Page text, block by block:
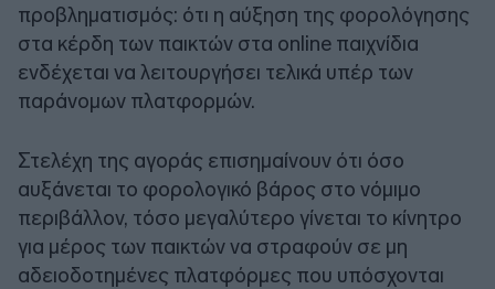
προβληματισμός: ότι η αύξηση της φορολόγησης
στα κέρδη των παικτών στα online παιχνίδια
ενδέχεται να λειτουργήσει τελικά υπέρ των
παράνομων πλατφορμών.
Στελέχη της αγοράς επισημαίνουν ότι όσο
αυξάνεται το φορολογικό βάρος στο νόμιμο
περιβάλλον, τόσο μεγαλύτερο γίνεται το κίνητρο
για μέρος των παικτών να στραφούν σε μη
αδειοδοτημένες πλατφόρμες που υπόσχονται